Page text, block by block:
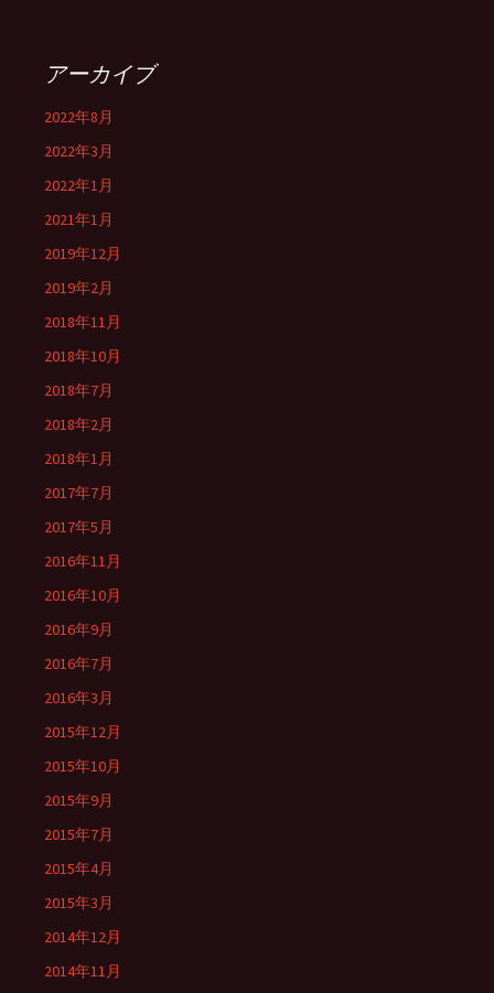
アーカイブ
2022年8月
2022年3月
2022年1月
2021年1月
2019年12月
2019年2月
2018年11月
2018年10月
2018年7月
2018年2月
2018年1月
2017年7月
2017年5月
2016年11月
2016年10月
2016年9月
2016年7月
2016年3月
2015年12月
2015年10月
2015年9月
2015年7月
2015年4月
2015年3月
2014年12月
2014年11月